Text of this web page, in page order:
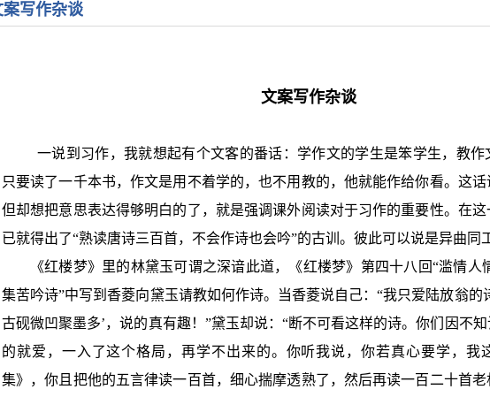
案写作杂谈
文案写作杂谈
一说到习作，我就想起有个文客的番话：学作文的学生是笨学生，教作
只要读了一千本书，作文是用不着学的，也不用教的，他就能作给你看。这话
但却想把意思表达得够明白的了，就是强调课外阅读对于习作的重要性。在
已就得出了“熟读唐诗三百首，不会作诗也会吟”的古训。彼此可以说是异曲同
《红楼梦》里的林黛玉可谓之深谙此道，《红楼梦》第四十八回“滥情人
集苦吟诗”中写到香菱向黛玉请教如何作诗。当香菱说自己：“我只爱陆放翁的
古砚微凹聚墨多’，说的真有趣！ ”黛玉却说： “断不可看这样的诗。你们因不
的就爱，一入了这个格局，再学不出来的。你听我说，你若真心要学，我
集》，你且把他的五言律读一百首，细心揣摩透熟了，然后再读一百二十首